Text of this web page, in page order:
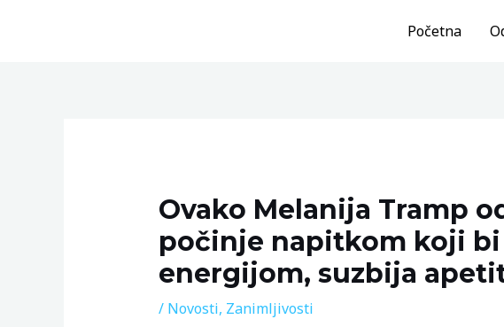
Početna
Ovako Melanija Tramp
počinje napitkom koji
energijom, suzbija
/ Novosti, Zanimljivosti